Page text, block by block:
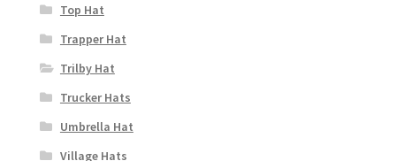
Top Hat
Trapper Hat
Trilby Hat
Trucker Hats
Umbrella Hat
Village Hats